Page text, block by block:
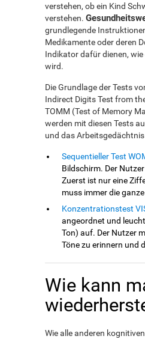
verstehen, ob ein Kind
verstehen.
grundlegende
Medikamente oder deren
Indikator dafür dienen,
wird.
Die Grundlage der Tests
Indirect Digits Test from
TOMM (Test of Memory
werden mit diesen Tests
und das
Sequentieller Test
Bildschirm. Der
Zuerst ist nur eine
muss immer die
Konzentrationstest
angeordnet und
Ton) auf. Der Nutzer
Töne zu erinnern und
Wie kann
Wie alle anderen